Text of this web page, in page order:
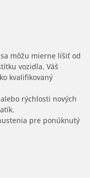
môžu mierne líšiť od
vozidla. Váš
kvalifikovaný
rýchlosti nových
pre ponúknutý